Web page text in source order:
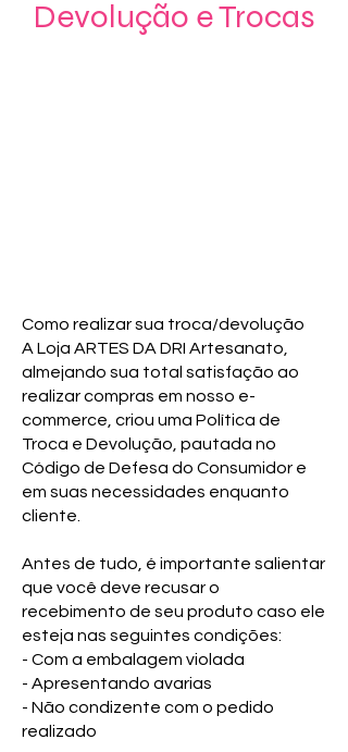
Devolução e Trocas
Como realizar sua troca/devolução
A Loja ARTES DA DRI Artesanato,
almejando sua total satisfação ao
realizar compras em nosso e-
commerce, criou uma Política de
Troca e Devolução, pautada no
Código de Defesa do Consumidor e
em suas necessidades enquanto
cliente.
Antes de tudo, é importante salientar
que você deve recusar o
recebimento de seu produto caso ele
esteja nas seguintes condições:
- Com a embalagem violada
- Apresentando avarias
- Não condizente com o pedido
realizado